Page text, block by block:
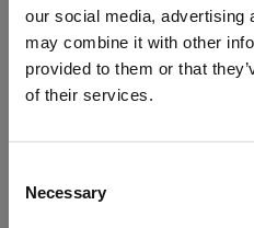
our social media, advertising
may combine it with other
provided to them or that
of their services.
Selection
Necessary